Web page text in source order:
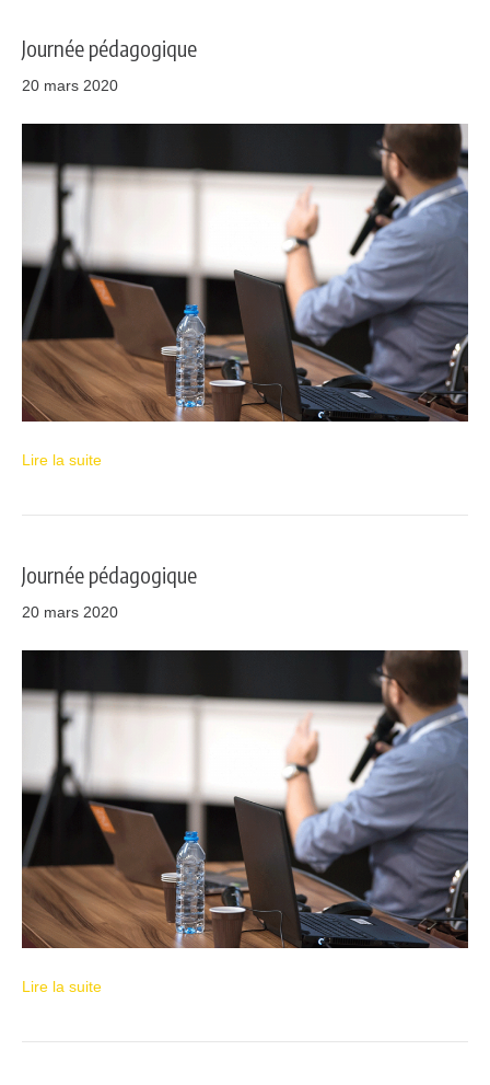
Journée pédagogique
20 mars 2020
Lire la suite
Journée pédagogique
20 mars 2020
Lire la suite